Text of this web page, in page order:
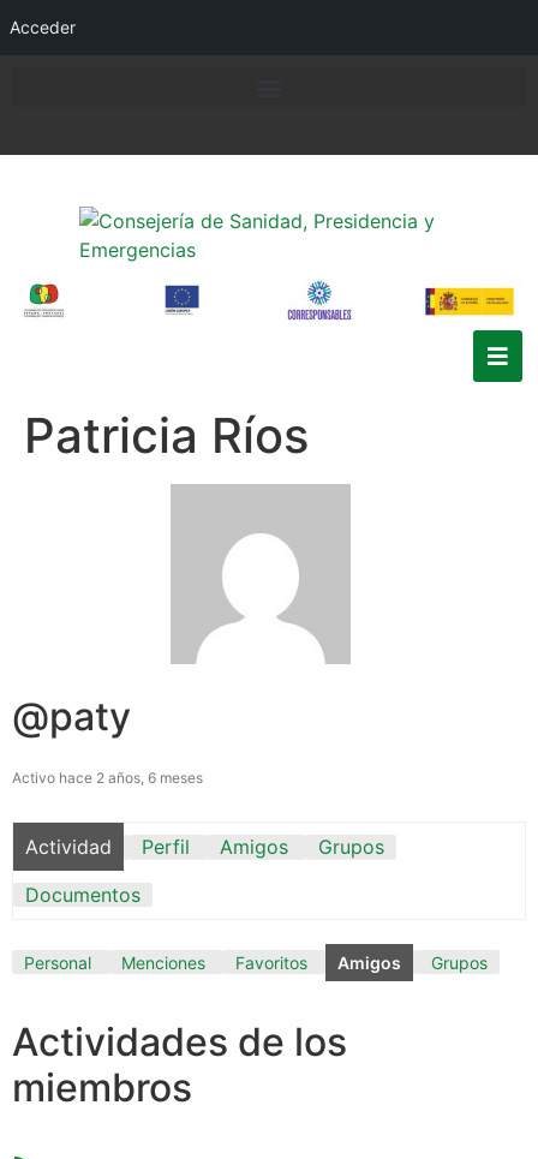
Acceder
Patricia Ríos
@paty
Activo hace 2 años, 6 meses
Actividad Perfil Amigos
Grupos
Documentos
Personal Menciones Favoritos Amigos Grupos
Actividades de los
miembros